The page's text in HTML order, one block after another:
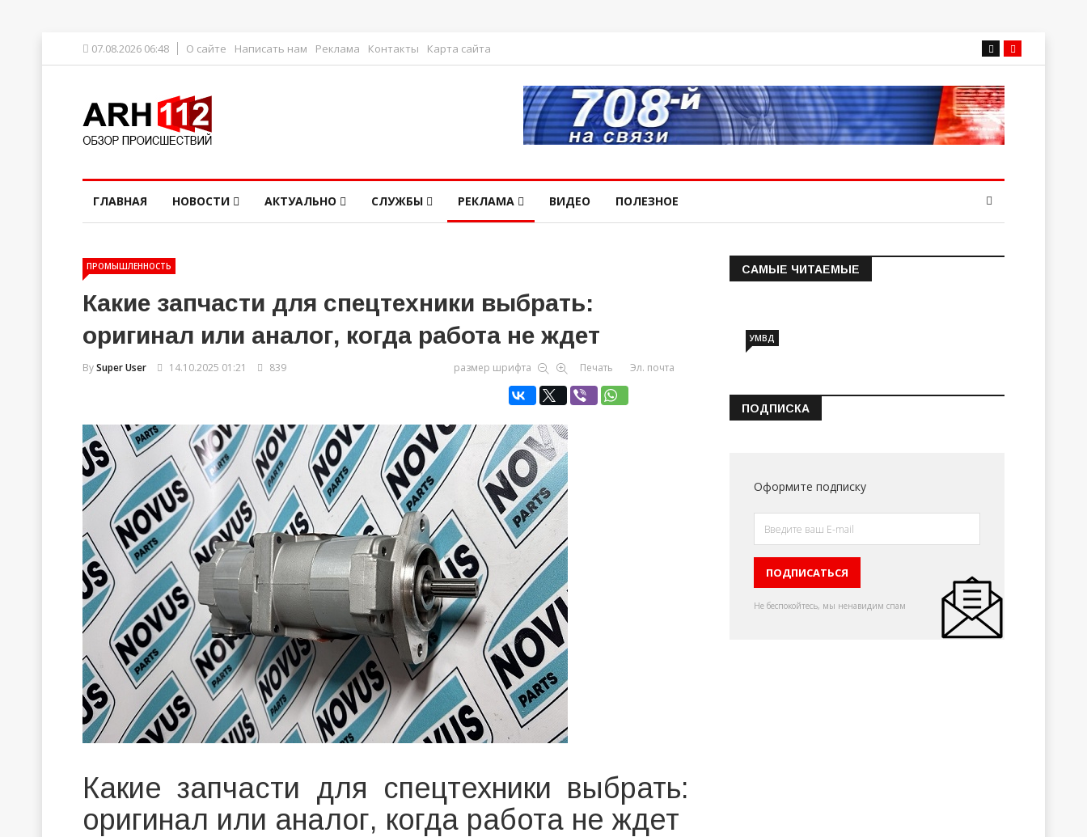
07.08.2026 06:48 О сайте Написать нам Реклама Контакты Карта сайта
ГЛАВНАЯ НОВОСТИ АКТУАЛЬНО СЛУЖБЫ РЕКЛАМА ВИДЕО ПОЛЕЗНОЕ
ПРОМЫШЛЕННОСТЬ
Какие запчасти для спецтехники выбрать:
оригинал или аналог, когда работа не ждет
BySuper User 14.10.2025 01:21 839 размер шрифта Печать Эл. почта
Какие запчасти для спецтехники выбрать:
оригинал или аналог, когда работа не ждет
САМЫЕ ЧИТАЕМЫЕ
Информация о состоянии
УМВД
ПОДПИСКА
Оформите подписку
Не беспокойтесь, мы ненавидим спам